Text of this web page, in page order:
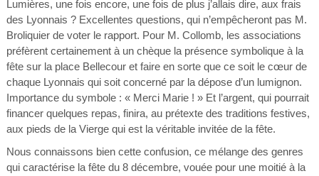
Lumières, une fois encore, une fois de plus j’allais dire, aux frais
des Lyonnais ? Excellentes questions, qui n’empêcheront pas M.
Broliquier de voter le rapport. Pour M. Collomb, les associations
préfèrent certainement à un chèque la présence symbolique à la
fête sur la place Bellecour et faire en sorte que ce soit le cœur de
chaque Lyonnais qui soit concerné par la dépose d’un lumignon.
Importance du symbole : « Merci Marie ! » Et l’argent, qui pourrait
financer quelques repas, finira, au prétexte des traditions festives,
aux pieds de la Vierge qui est la véritable invitée de la fête.
Nous connaissons bien cette confusion, ce mélange des genres
qui caractérise la fête du 8 décembre, vouée pour une moitié à la